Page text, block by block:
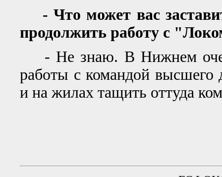
- Что может вас
продолжить работу с
- Не знаю. В Нижнем
работы с командой высшего
и на жилах тащить оттуда